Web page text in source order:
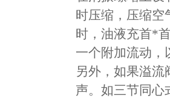
时压缩，压缩空
时，油液充首*
一个附加流动，
另外，如果溢
声。如三节同心